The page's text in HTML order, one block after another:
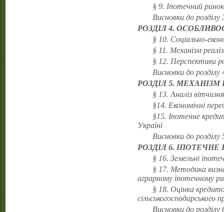
§ 9. Іпотечний
Висновки до розділу
РОЗДІЛ 4.
§ 10. Соціально-
§ 11. Механізм
§ 12. Перспективи
Висновки до розділу
РОЗДІЛ 5. МЕХАНІЗМ
§ 13. Аналіз
§14. Економічні
§15. Іпотечне
Україні
Висновки до розділу
РОЗДІЛ 6.
§ 16. Земельні
§ 17. Методика
аграрному іпотечному
§ 18. Оцінка
сільськогосподарського
Висновки до розділу